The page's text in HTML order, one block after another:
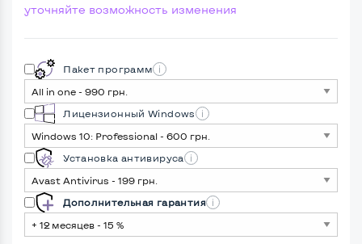
уточняйте возможность изменения
Пакет программ
Лицензионный Windows
Установка антивируса
Дополнительная гарантия